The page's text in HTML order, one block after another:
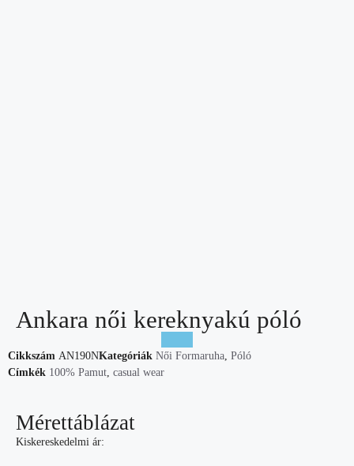
Ankara női kereknyakú póló
Cikkszám AN190NKategóriák Női Formaruha, Póló
Címkék 100% Pamut, casual wear
Mérettáblázat
Kiskereskedelmi ár: